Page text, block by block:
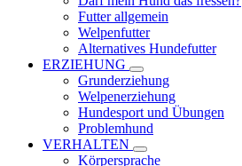
Futter allgemein
Welpenfutter
Alternatives Hundefutter
ERZIEHUNG
Grunderziehung
Welpenerziehung
Hundesport und Übungen
Problemhund
VERHALTEN
Körpersprache